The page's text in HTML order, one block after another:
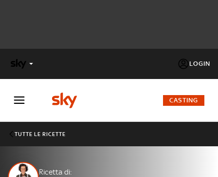
LOGIN
FACTOR
CASTING
TUTTE LE RICETTE
Ricetta di: